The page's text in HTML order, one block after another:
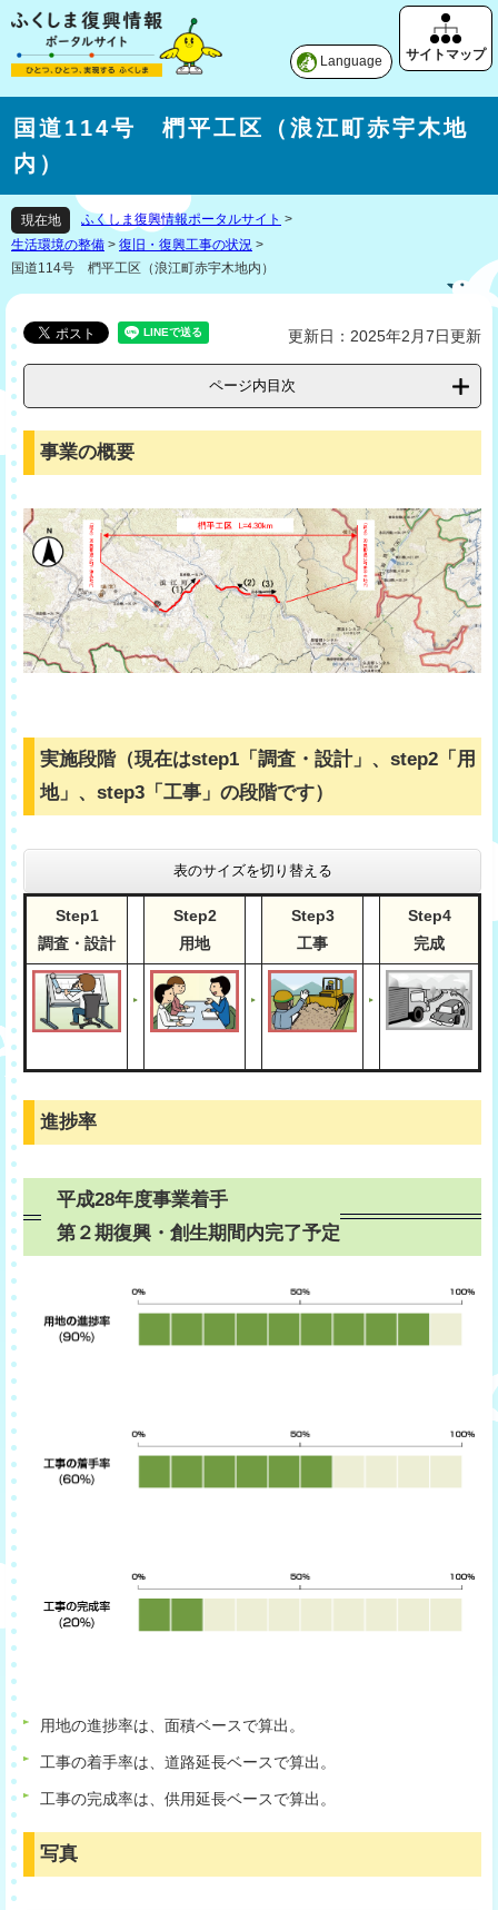
Language
国道114号 椚平工区（浪江町赤宇木地
内）
現在地 ふくしま復興情報ポータルサイト >
生活環境の整備 > 復旧・復興工事の状況 >
国道114号 椚平工区（浪江町赤宇木地内）
更新日：2025年2月7日更新
ページ内目次
事業の概要
実施段階（現在はstep1「調査・設計」、step2「用
地」、step3「工事」の段階です）
表のサイズを切り替える
Step1
調査・設計
Step2
用地
Step3
工事
Step4
完成
進捗率
平成28年度事業着手
第２期復興・創生期間内完了予定
用地の進捗率は、面積ベースで算出。
工事の着手率は、道路延長ベースで算出。
工事の完成率は、供用延長ベースで算出。
写真